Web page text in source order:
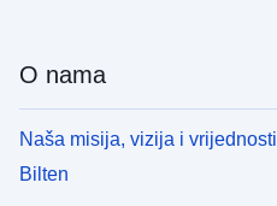
O nama
Naša misija, vizija i vrijednosti
Bilten